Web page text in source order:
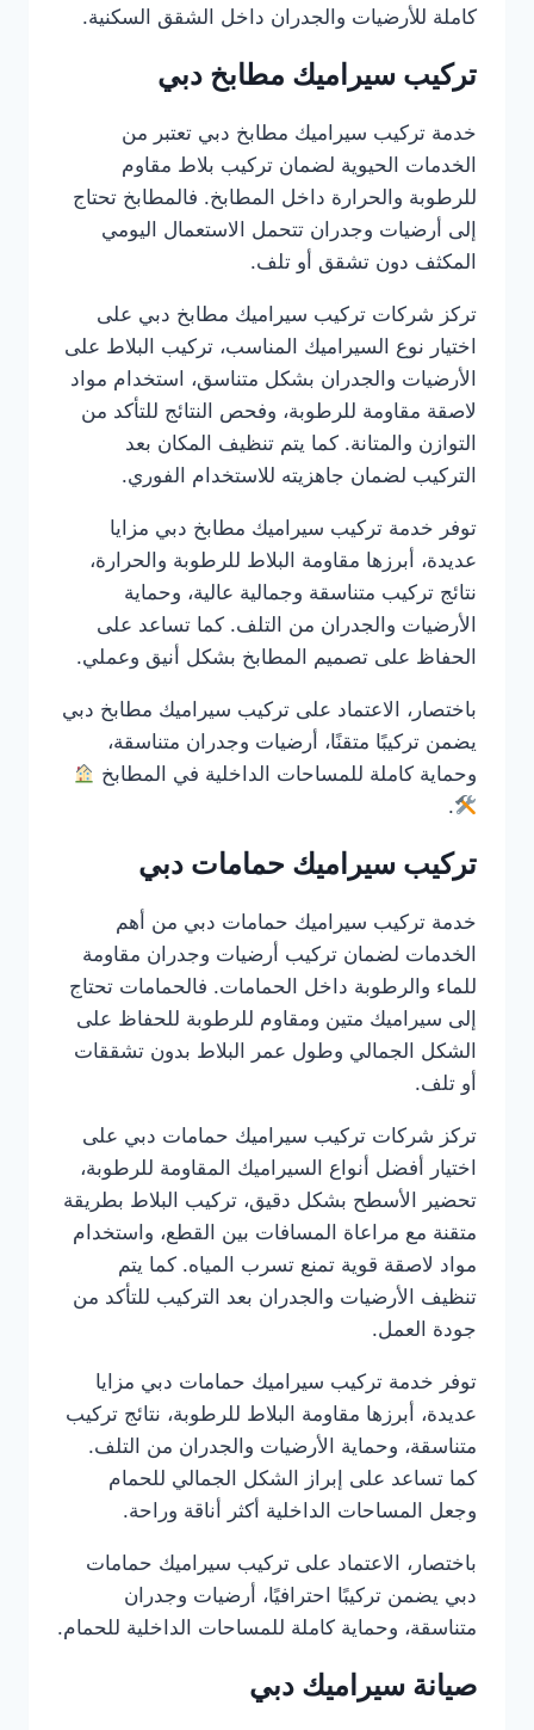
كاملة للأرضيات والجدران داخل الشقق السكنية.
تركيب سيراميك مطابخ دبي
خدمة تركيب سيراميك مطابخ دبي تعتبر من
الخدمات الحيوية لضمان تركيب بلاط مقاوم
للرطوبة والحرارة داخل المطابخ. فالمطابخ تحتاج
إلى أرضيات وجدران تتحمل الاستعمال اليومي
المكثف دون تشقق أو تلف.
تركز شركات تركيب سيراميك مطابخ دبي على
اختيار نوع السيراميك المناسب، تركيب البلاط على
الأرضيات والجدران بشكل متناسق، استخدام مواد
لاصقة مقاومة للرطوبة، وفحص النتائج للتأكد من
التوازن والمتانة. كما يتم تنظيف المكان بعد
التركيب لضمان جاهزيته للاستخدام الفوري.
توفر خدمة تركيب سيراميك مطابخ دبي مزايا
عديدة، أبرزها مقاومة البلاط للرطوبة والحرارة،
نتائج تركيب متناسقة وجمالية عالية، وحماية
الأرضيات والجدران من التلف. كما تساعد على
الحفاظ على تصميم المطابخ بشكل أنيق وعملي.
باختصار، الاعتماد على تركيب سيراميك مطابخ دبي
يضمن تركيبًا متقنًا، أرضيات وجدران متناسقة،
وحماية كاملة للمساحات الداخلية في المطابخ
.
تركيب سيراميك حمامات دبي
خدمة تركيب سيراميك حمامات دبي من أهم
الخدمات لضمان تركيب أرضيات وجدران مقاومة
للماء والرطوبة داخل الحمامات. فالحمامات تحتاج
إلى سيراميك متين ومقاوم للرطوبة للحفاظ على
الشكل الجمالي وطول عمر البلاط بدون تشققات
أو تلف.
تركز شركات تركيب سيراميك حمامات دبي على
اختيار أفضل أنواع السيراميك المقاومة للرطوبة،
تحضير الأسطح بشكل دقيق، تركيب البلاط بطريقة
متقنة مع مراعاة المسافات بين القطع، واستخدام
مواد لاصقة قوية تمنع تسرب المياه. كما يتم
تنظيف الأرضيات والجدران بعد التركيب للتأكد من
جودة العمل.
توفر خدمة تركيب سيراميك حمامات دبي مزايا
عديدة، أبرزها مقاومة البلاط للرطوبة، نتائج تركيب
متناسقة، وحماية الأرضيات والجدران من التلف.
كما تساعد على إبراز الشكل الجمالي للحمام
وجعل المساحات الداخلية أكثر أناقة وراحة.
باختصار، الاعتماد على تركيب سيراميك حمامات
دبي يضمن تركيبًا احترافيًا، أرضيات وجدران
متناسقة، وحماية كاملة للمساحات الداخلية للحمام.
صيانة سيراميك دبي